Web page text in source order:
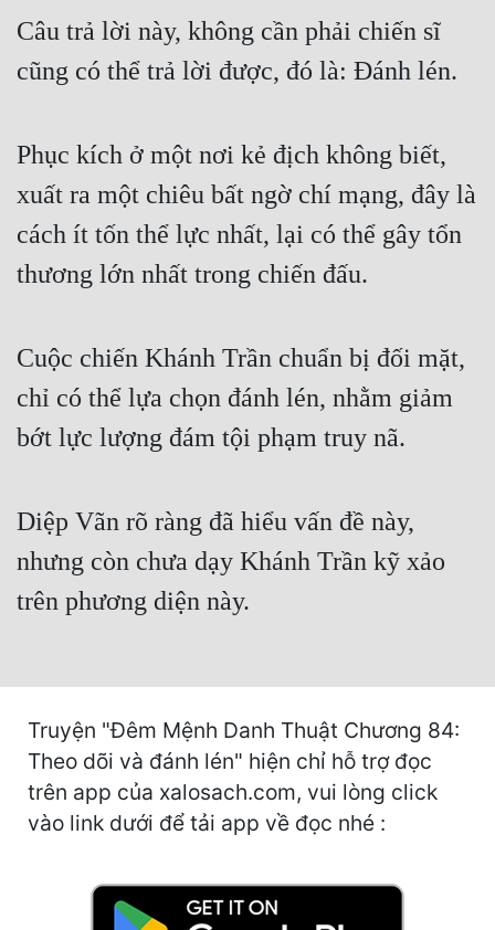
Truyện Nhập Môn
Truyện ngắn
Cung Đấu
Cạnh Kỹ
Cổ Tiên Hiệp
Du Hí
Dã Sử
Góc Nhìn Nam
Huyền Nghi
Huyền Ảo
Hài Hước
Câu trả lời này, không cần phải chiến sĩ
cũng có thể trả lời được, đó là: Đánh lén.
Phục kích ở một nơi kẻ địch không biết,
xuất ra một chiêu bất ngờ chí mạng, đây là
cách ít tốn thể lực nhất, lại có thể gây tổn
thương lớn nhất trong chiến đấu.
Cuộc chiến Khánh Trần chuẩn bị đối mặt,
chỉ có thể lựa chọn đánh lén, nhằm giảm
bớt lực lượng đám tội phạm truy nã.
Diệp Vãn rõ ràng đã hiểu vấn đề này,
nhưng còn chưa dạy Khánh Trần kỹ xảo
trên phương diện này.
Truyện "Đêm Mệnh Danh Thuật Chương 84:
Theo dõi và đánh lén" hiện chỉ hỗ trợ đọc
trên app của xalosach.com, vui lòng click
vào link dưới để tải app về đọc nhé :